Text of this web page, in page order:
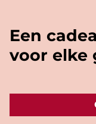
Een
voor elke